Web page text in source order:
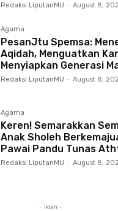
Redaksi LiputanMU - August 8,
Agama
PesanJtu Spemsa:
Aqidah, Menguatkan
Menyiapkan Generasi
Redaksi LiputanMU - August 8,
Agama
Keren! Semarakkan
Anak Sholeh
Pawai Pandu Tunas
Redaksi LiputanMU - August 8,
- Iklan -